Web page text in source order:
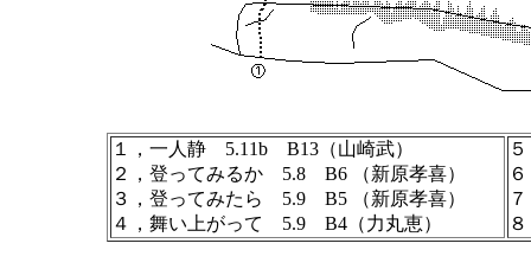
１，一人静 5.11b B13（山崎武）
２，登ってみるか 5.8 B6 （新原孝喜）
３，登ってみたら 5.9 B5 （新原孝喜）
４，舞い上がって 5.9 B4（力丸恵）